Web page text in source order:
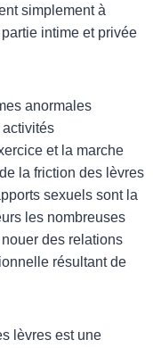
simplement à
intime et privée
anormales
et la marche
la friction des lèvres
sexuels sont la
les nombreuses
des relations
résultant de
lèvres est une